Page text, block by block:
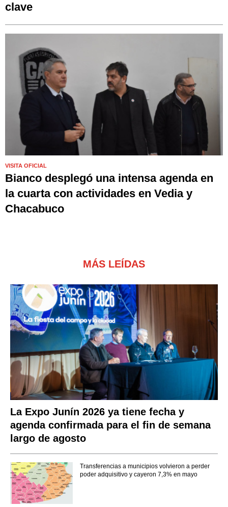
clave
VISITA OFICIAL
Bianco desplegó una intensa agenda en
la cuarta con actividades en Vedia y
Chacabuco
MÁS LEÍDAS
La Expo Junín 2026 ya tiene fecha y
agenda confirmada para el fin de semana
largo de agosto
Transferencias a municipios volvieron a perder
poder adquisitivo y cayeron 7,3% en mayo